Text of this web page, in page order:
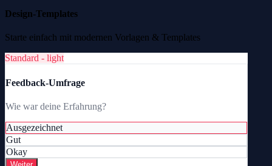
Design-Templates
Starte einfach mit modernen Vorlagen & Templates
Standard - light
Feedback-Umfrage
Wie war deine Erfahrung?
Ausgezeichnet
Gut
Okay